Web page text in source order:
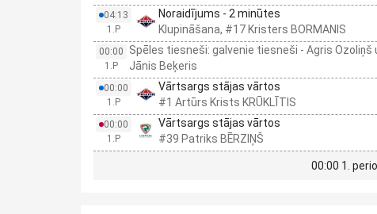
04:13
1.P
Noraidījums - 2 minūtes
Klupināšana, #17 Kristers BORMANIS
00:00
1.P
Spēles tiesneši: galvenie tiesneši - Agris
Jānis Beķeris
00:00
1.P
Vārtsargs stājas vārtos
#1 Artūrs Krists KRŪKLĪTIS
00:00
1.P
Vārtsargs stājas vārtos
#39 Patriks BĒRZIŅŠ
00:00 1.